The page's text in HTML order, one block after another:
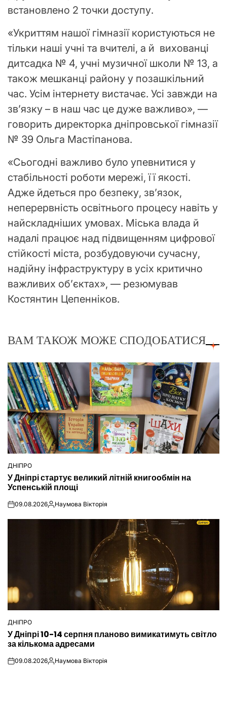
встановлено 2 точки доступу.
«Укриттям нашої гімназії користуються не
тільки наші учні та вчителі, а й вихованці
дитсадка № 4, учні музичної школи № 13, а
також мешканці району у позашкільний
час. Усім інтернету вистачає. Усі завжди на
зв’язку – в наш час це дуже важливо», —
говорить директорка дніпровської гімназії
№ 39 Ольга Мастіпанова.
«Сьогодні важливо було упевнитися у
стабільності роботи мережі, її якості.
Адже йдеться про безпеку, зв’язок,
неперервність освітнього процесу навіть у
найскладніших умовах. Міська влада й
надалі працює над підвищенням цифрової
стійкості міста, розбудовуючи сучасну,
надійну інфраструктуру в усіх критично
важливих об’єктах», — резюмував
Костянтин Цепенніков.
ВАМ ТАКОЖ МОЖЕ СПОДОБАТИСЯ
ОПУБЛІКУВАТИ
У
ДНІПРО
У Дніпрі стартує великий літній книгообмін на
Успенській площі
on09.08.2026Опубліковано
Наумова Вікторія
ОПУБЛІКУВАТИ
У
ДНІПРО
У Дніпрі 10-14 серпня планово вимикатимуть світло
за кількома адресами
on09.08.2026Опубліковано
Наумова Вікторія